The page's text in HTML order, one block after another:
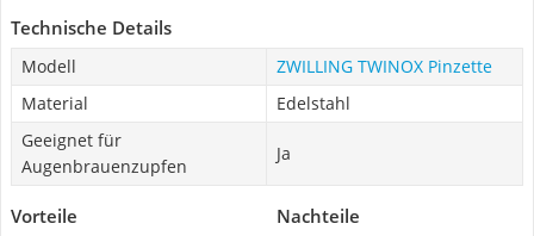
Technische Details
Modell
ZWILLING TWINOX Pinzette
Material
Edelstahl
Geeignet für
Augenbrauenzupfen
Ja
Vorteile Nachteile